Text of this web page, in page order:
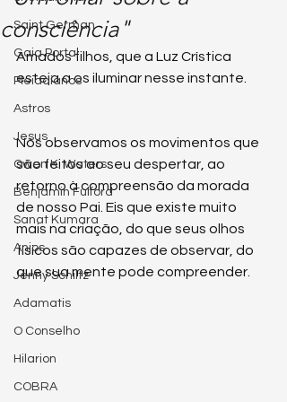
Saint German
Gaia Portal
Pleiadianos
Astros
Jesus
Owen K. Waters
Benjamin Fulford
Sanat Kumara
Anjos
Jenny Schiltz
Adamatis
O Conselho
Hilarion
COBRA
consciência"
Amados filhos, que a Luz Crística
esteja a os iluminar nesse instante.
Nós observamos os movimentos que
são feitos ao seu despertar, ao
retorno à compreensão da morada
de nosso Pai. Eis que existe muito
mais na criação, do que seus olhos
físicos são capazes de observar, do
que sua mente pode compreender.